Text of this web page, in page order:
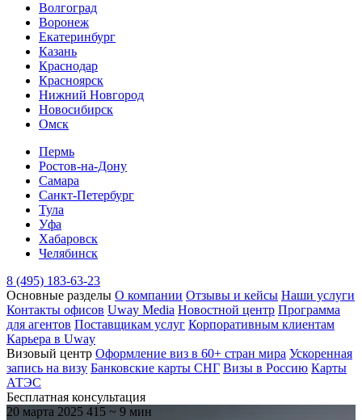
Волгоград
Воронеж
Екатеринбург
Казань
Краснодар
Красноярск
Нижний Новгород
Новосибирск
Омск
Пермь
Ростов-на-Дону
Самара
Санкт-Петербург
Тула
Уфа
Хабаровск
Челябинск
8 (495) 183-63-23
Основные разделы О компании Отзывы и кейсы Наши услуги
Контакты офисов Uway Media Новостной центр Программа
для агентов Поставщикам услуг Корпоративным клиентам
Карьера в Uway
Визовый центр Оформление виз в 60+ стран мира Ускоренная
запись на визу Банковские карты СНГ Визы в Россию Карты
АТЭС
Бесплатная консультация
20 марта 2025 415 ~ 9 мин